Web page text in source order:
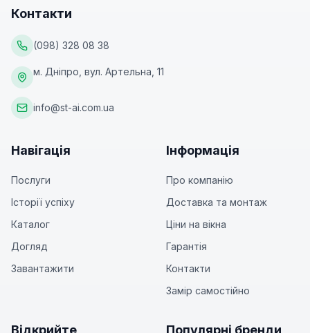
Контакти
(098) 328 08 38
м. Дніпро, вул. Артельна, 11
info@st-ai.com.ua
Навігація
Послуги
Історії успіху
Каталог
Догляд
Завантажити
Інформація
Про компанію
Доставка та монтаж
Ціни на вікна
Гарантія
Контакти
Замір самостійно
Відкрийте Популярні бренди